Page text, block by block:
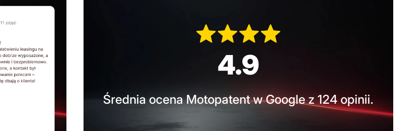
4.9
Średnia ocena Motopatent w Google z 124 opinii.